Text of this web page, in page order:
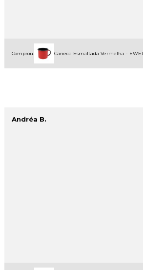
Comprou: Caneca Esmaltada Vermelha - EWEL
Andréa B.